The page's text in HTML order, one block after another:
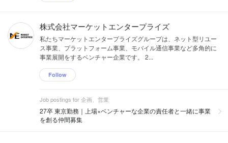
株式会社マーケットエンタープライズ
私たちマーケットエンタープライズグループは、ネット型リユー
ス事業、プラットフォーム事業、モバイル通信事業など多角的に
事業展開をするベンチャー企業です。 2...
Follow
Job postings for 企画、営業
27卒 東京勤務｜上場×ベンチャーな企業の責任者と一緒に事業
を創る仲間募集